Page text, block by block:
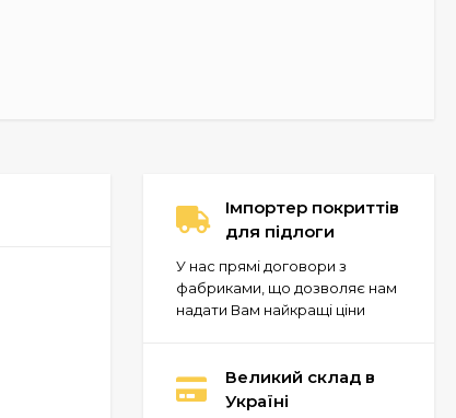
Імпортер покриттів
для підлоги
У нас прямі договори з
фабриками, що дозволяє нам
надати Вам найкращі ціни
Великий склад в
Україні